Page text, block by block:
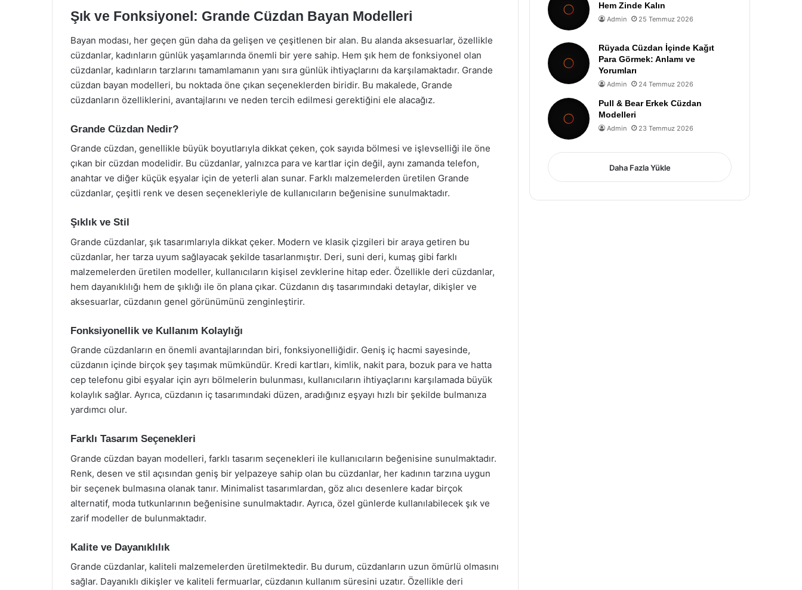
Şık ve Fonksiyonel: Grande Cüzdan Bayan Modelleri
Bayan modası, her geçen gün daha da gelişen ve çeşitlenen bir alan. Bu alanda aksesuarlar, özellikle
cüzdanlar, kadınların günlük yaşamlarında önemli bir yere sahip. Hem şık hem de fonksiyonel olan
cüzdanlar, kadınların tarzlarını tamamlamanın yanı sıra günlük ihtiyaçlarını da karşılamaktadır. Grande
cüzdan bayan modelleri, bu noktada öne çıkan seçeneklerden biridir. Bu makalede, Grande
cüzdanların özelliklerini, avantajlarını ve neden tercih edilmesi gerektiğini ele alacağız.
Grande Cüzdan Nedir?
Grande cüzdan, genellikle büyük boyutlarıyla dikkat çeken, çok sayıda bölmesi ve işlevselliği ile öne
çıkan bir cüzdan modelidir. Bu cüzdanlar, yalnızca para ve kartlar için değil, aynı zamanda telefon,
anahtar ve diğer küçük eşyalar için de yeterli alan sunar. Farklı malzemelerden üretilen Grande
cüzdanlar, çeşitli renk ve desen seçenekleriyle de kullanıcıların beğenisine sunulmaktadır.
Şıklık ve Stil
Grande cüzdanlar, şık tasarımlarıyla dikkat çeker. Modern ve klasik çizgileri bir araya getiren bu
cüzdanlar, her tarza uyum sağlayacak şekilde tasarlanmıştır. Deri, suni deri, kumaş gibi farklı
malzemelerden üretilen modeller, kullanıcıların kişisel zevklerine hitap eder. Özellikle deri cüzdanlar,
hem dayanıklılığı hem de şıklığı ile ön plana çıkar. Cüzdanın dış tasarımındaki detaylar, dikişler ve
aksesuarlar, cüzdanın genel görünümünü zenginleştirir.
Fonksiyonellik ve Kullanım Kolaylığı
Grande cüzdanların en önemli avantajlarından biri, fonksiyonelliğidir. Geniş iç hacmi sayesinde,
cüzdanın içinde birçok şey taşımak mümkündür. Kredi kartları, kimlik, nakit para, bozuk para ve hatta
cep telefonu gibi eşyalar için ayrı bölmelerin bulunması, kullanıcıların ihtiyaçlarını karşılamada büyük
kolaylık sağlar. Ayrıca, cüzdanın iç tasarımındaki düzen, aradığınız eşyayı hızlı bir şekilde bulmanıza
yardımcı olur.
Farklı Tasarım Seçenekleri
Grande cüzdan bayan modelleri, farklı tasarım seçenekleri ile kullanıcıların beğenisine sunulmaktadır.
Renk, desen ve stil açısından geniş bir yelpazeye sahip olan bu cüzdanlar, her kadının tarzına uygun
bir seçenek bulmasına olanak tanır. Minimalist tasarımlardan, göz alıcı desenlere kadar birçok
alternatif, moda tutkunlarının beğenisine sunulmaktadır. Ayrıca, özel günlerde kullanılabilecek şık ve
zarif modeller de bulunmaktadır.
Kalite ve Dayanıklılık
Grande cüzdanlar, kaliteli malzemelerden üretilmektedir. Bu durum, cüzdanların uzun ömürlü olmasını
sağlar. Dayanıklı dikişler ve kaliteli fermuarlar, cüzdanın kullanım süresini uzatır. Özellikle deri
Hem Zinde Kalın
Admin 25 Temmuz 2026
Rüyada Cüzdan İçinde Kağıt
Para Görmek: Anlamı ve
Yorumları
Admin 24 Temmuz 2026
Pull & Bear Erkek Cüzdan
Modelleri
Admin 23 Temmuz 2026
Daha Fazla Yükle